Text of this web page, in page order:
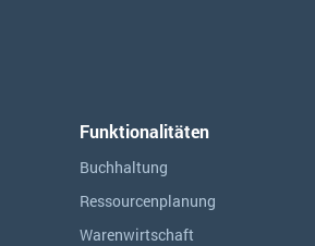
Funktionalitäten
Buchhaltung
Ressourcen­planung
Warenwirtschaft